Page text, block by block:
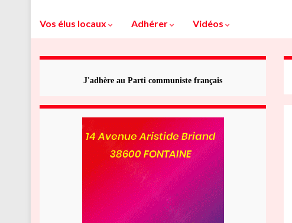
Vos élus locaux Adhérer Vidéos
J'adhère au Parti communiste français